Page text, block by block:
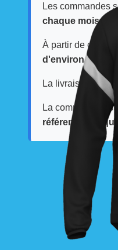
Les commandes
chaque mois
À partir de ces
d'environ 3
La livraison est
La commande est
référent des